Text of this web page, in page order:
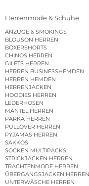
Herrenmode & Schuhe
ANZÜGE & SMOKINGS
BLOUSON HERREN
BOXERSHORTS
CHINOS HERREN
GILETS HERREN
HERREN BUSINESSHEMDEN
HERREN HEMDEN
HERRENJACKEN
HOODIES HERREN
LEDERHOSEN
MÄNTEL HERREN
PARKA HERREN
PULLOVER HERREN
PYJAMAS HERREN
SAKKOS
SOCKEN MULTIPACKS
STRICKJACKEN HERREN
TRACHTENMODE HERREN
ÜBERGANGSJACKEN HERREN
UNTERWÄSCHE HERREN